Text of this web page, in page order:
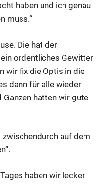
haben und ich genau
muss.“
Die hat der
ordentliches Gewitter
wir fix die Optis in die
dann für alle wieder
Ganzen hatten wir gute
zwischendurch auf dem
haben wir lecker